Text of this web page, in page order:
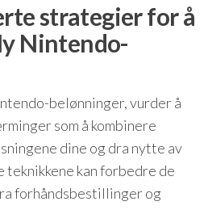
strategier for å
Nintendo-
belønninger, vurder å
som å kombinere
dine og dra nytte av
teknikkene kan forbedre de
forhåndsbestillinger og